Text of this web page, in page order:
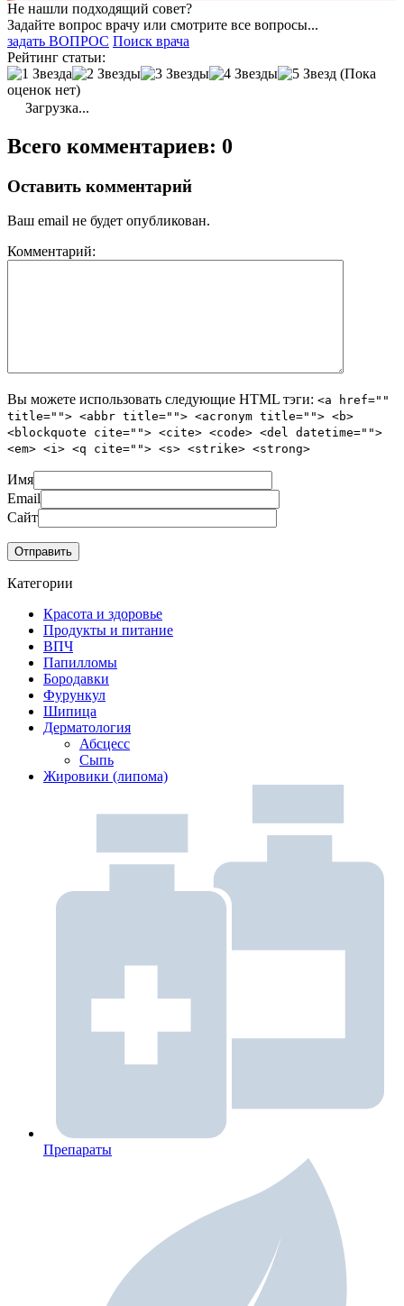
Не нашли подходящий совет?
Задайте вопрос врачу или смотрите все вопросы...
задать ВОПРОС Поиск врача
Рейтинг статьи:
(Пока
оценок нет)
Загрузка...
Всего комментариев: 0
Оставить комментарий
Ваш email не будет опубликован.
Комментарий:
Вы можете использовать следующие HTML тэги: <a href=""
title=""> <abbr title=""> <acronym title=""> <b>
<blockquote cite=""> <cite> <code> <del datetime="">
<em> <i> <q cite=""> <s> <strike> <strong>
Имя
Email
Сайт
Категории
Красота и здоровье
Продукты и питание
ВПЧ
Папилломы
Бородавки
Фурункул
Шипица
Дерматология
Абсцесс
Сыпь
Жировики (липома)
Препараты